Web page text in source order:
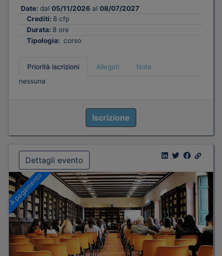
Date: dal 05/11/2026 al 08/07/2027
Crediti: 8 cfp
Durata: 8 ore
Tipologia: corso
Priorità iscrizioni Allegati
Note
nessuna
Iscrizione
Dettagli evento
A pagamento